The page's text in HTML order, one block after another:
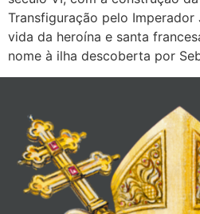
Transfiguração pelo
vida da heroína e santa
nome à ilha descoberta por